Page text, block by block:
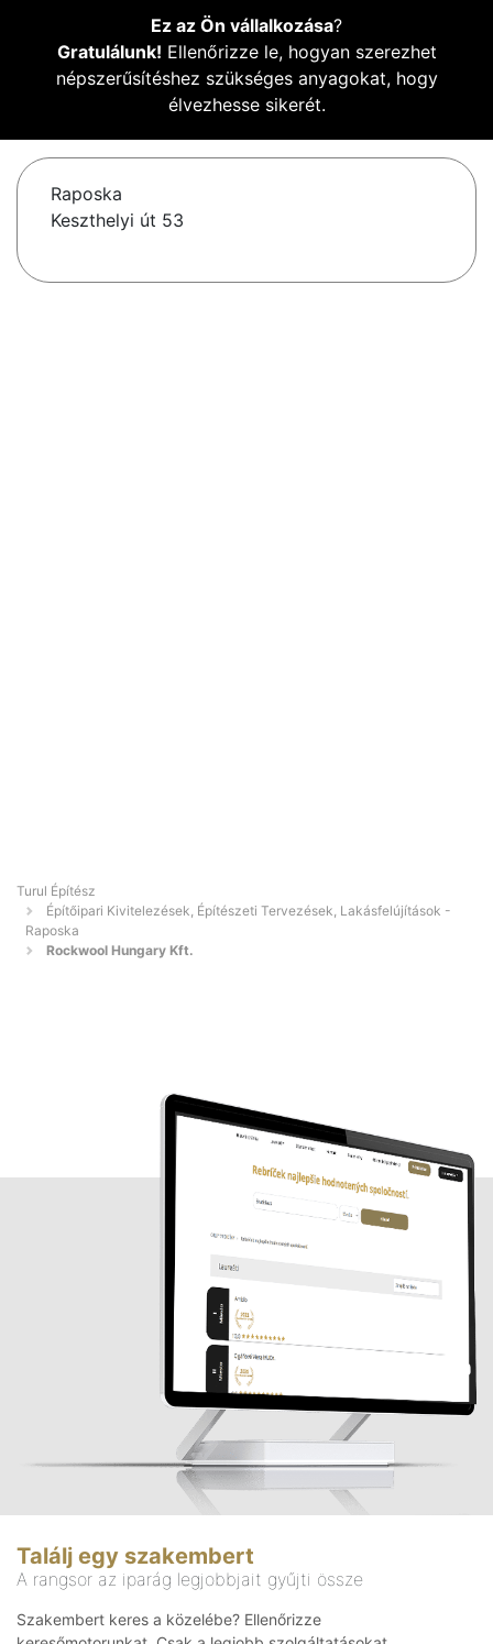
Ez az Ön vállalkozása?
Gratulálunk! Ellenőrizze le, hogyan szerezhet
népszerűsítéshez szükséges anyagokat, hogy
élvezhesse sikerét.
Raposka
Keszthelyi út 53
Turul Építész
Építőipari Kivitelezések, Építészeti Tervezések, Lakásfelújítások -
Raposka
Rockwool Hungary Kft.
Találj egy szakembert
A rangsor az iparág legjobbjait gyűjti össze
Szakembert keres a közelébe? Ellenőrizze